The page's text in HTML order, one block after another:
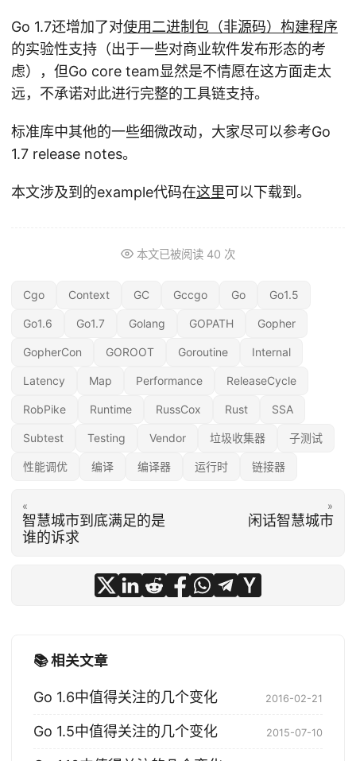
Go 1.7还增加了对使用二进制包（非源码）构建程序
的实验性支持（出于一些对商业软件发布形态的考
虑），但Go core team显然是不情愿在这方面走太
远，不承诺对此进行完整的工具链支持。
标准库中其他的一些细微改动，大家尽可以参考Go
1.7 release notes。
本文涉及到的example代码在这里可以下载到。
本文已被阅读 40 次
Cgo Context GC Gccgo Go Go1.5
Go1.6 Go1.7 Golang GOPATH Gopher
GopherCon GOROOT Goroutine Internal
Latency Map Performance ReleaseCycle
RobPike Runtime RussCox Rust SSA
Subtest Testing Vendor 垃圾收集器 子测试
性能调优 编译 编译器 运行时 链接器
«
智慧城市到底满足的是
谁的诉求
»
闲话智慧城市
📚 相关文章
Go 1.6中值得关注的几个变化 2016-02-21
Go 1.5中值得关注的几个变化 2015-07-10